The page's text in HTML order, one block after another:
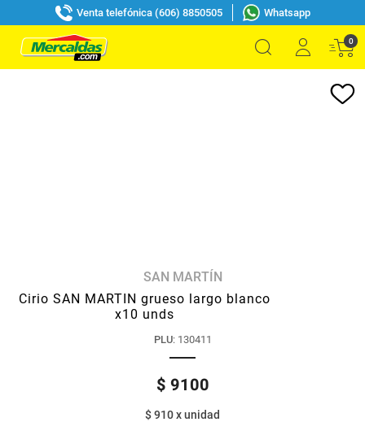
Venta telefónica (606) 8850505 Whatsapp
0
SAN MARTÍN
Cirio SAN MARTIN grueso largo blanco
x10 unds
PLU: 130411
$ 9100
$ 910xunidad